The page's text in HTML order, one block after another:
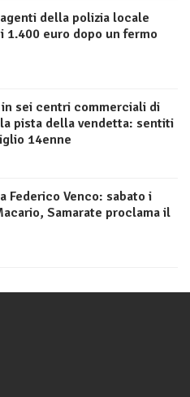
della polizia locale
1.400 euro dopo un fermo
sei centri commerciali di
pista della vendetta: sentiti
14enne
Federico Venco: sabato i
Samarate proclama il